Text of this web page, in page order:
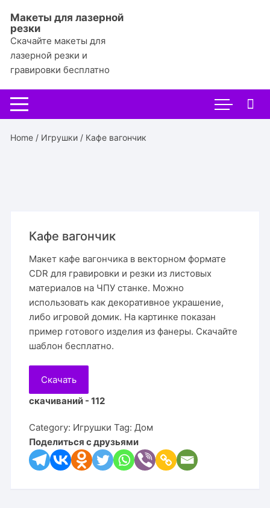
содержимому
Макеты для лазерной
резки
Скачайте макеты для
лазерной резки и
гравировки бесплатно
Home / Игрушки / Кафе вагончик
Кафе вагончик
Макет кафе вагончика в векторном формате
CDR для гравировки и резки из листовых
материалов на ЧПУ станке. Можно
использовать как декоративное украшение,
либо игровой домик. На картинке показан
пример готового изделия из фанеры. Скачайте
шаблон бесплатно.
Скачать
скачиваний - 112
Category: Игрушки Tag:Дом
Поделиться с друзьями